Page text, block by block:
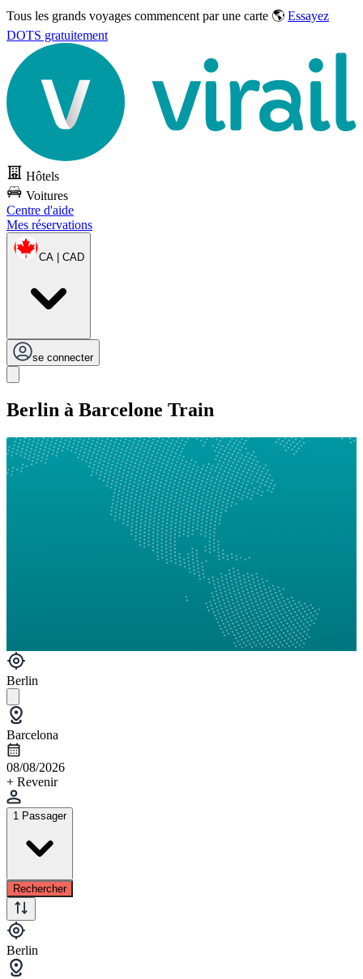
Tous les grands voyages commencent par une carte 🌎 Essayez
DOTS gratuitement
Hôtels
Voitures
Centre d'aide
Mes réservations
CA | CAD
se connecter
Berlin à Barcelone Train
Berlin
Barcelona
08/08/2026
+ Revenir
1 Passager
Rechercher
Berlin